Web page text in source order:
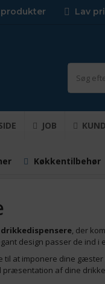
produkter Lav
JOB
Køkkentilbehør
drikkedispensere, der
design passer de ind
til at imponere dine
præsentation af dine